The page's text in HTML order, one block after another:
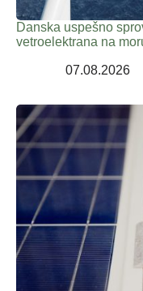
Danska uspešno
vetroelektrana na
07.08.2026